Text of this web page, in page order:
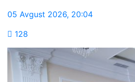
05 Avgust 2026, 20:04
128